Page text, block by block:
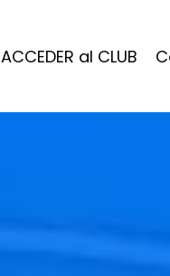
ACCEDER al CLUB